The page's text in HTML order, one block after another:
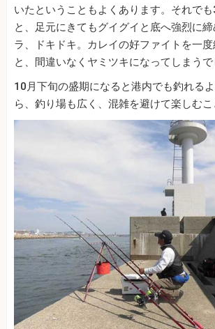
いたということもよくあります。それで
と、足元にきてもグイグイと底へ強烈に
ラ、ドキドキ。カレイの好ファイトを一度
と、間違いなくヤミツキになってしまうで
10月下旬の盛期になると港内でも釣れる
ら、釣り場も広く、混雑を避けて楽しむこ